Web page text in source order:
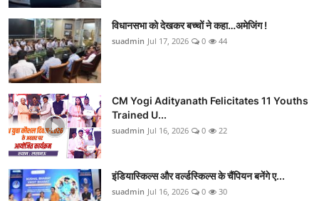
विधानसभा को देखकर बच्चों ने कहा…अमेजिंग !
suadmin Jul 17, 2026 0 44
CM Yogi Adityanath Felicitates 11 Youths
Trained U...
suadmin Jul 16, 2026 0 22
इंडियास्किल्स और वर्ल्डस्किल्स के चैंपियन बनेंगे ए...
suadmin Jul 16, 2026 0 30